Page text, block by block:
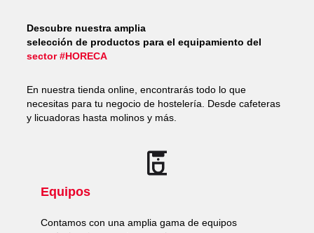
Descubre nuestra amplia
selección de productos para el equipamiento del
sector #HORECA
En nuestra tienda online, encontrarás todo lo que
necesitas para tu negocio de hostelería. Desde cafeteras
y licuadoras hasta molinos y más.
Equipos
Contamos con una amplia gama de equipos